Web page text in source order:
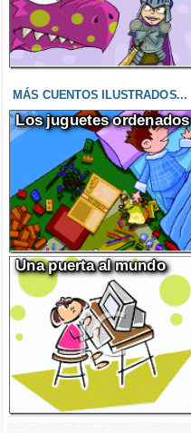
MÁS CUENTOS ILUSTRADOS...
Los juguetes ordenados
Una puerta al mundo